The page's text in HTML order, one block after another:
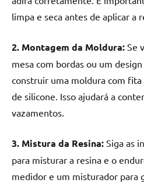
limpa e seca antes de aplicar a
2. Montagem da Moldura: Se
mesa com bordas ou um
construir uma moldura com fita
de silicone. Isso ajudará a
vazamentos.
3. Mistura da Resina: Siga as
para misturar a resina e o
medidor e um misturador para